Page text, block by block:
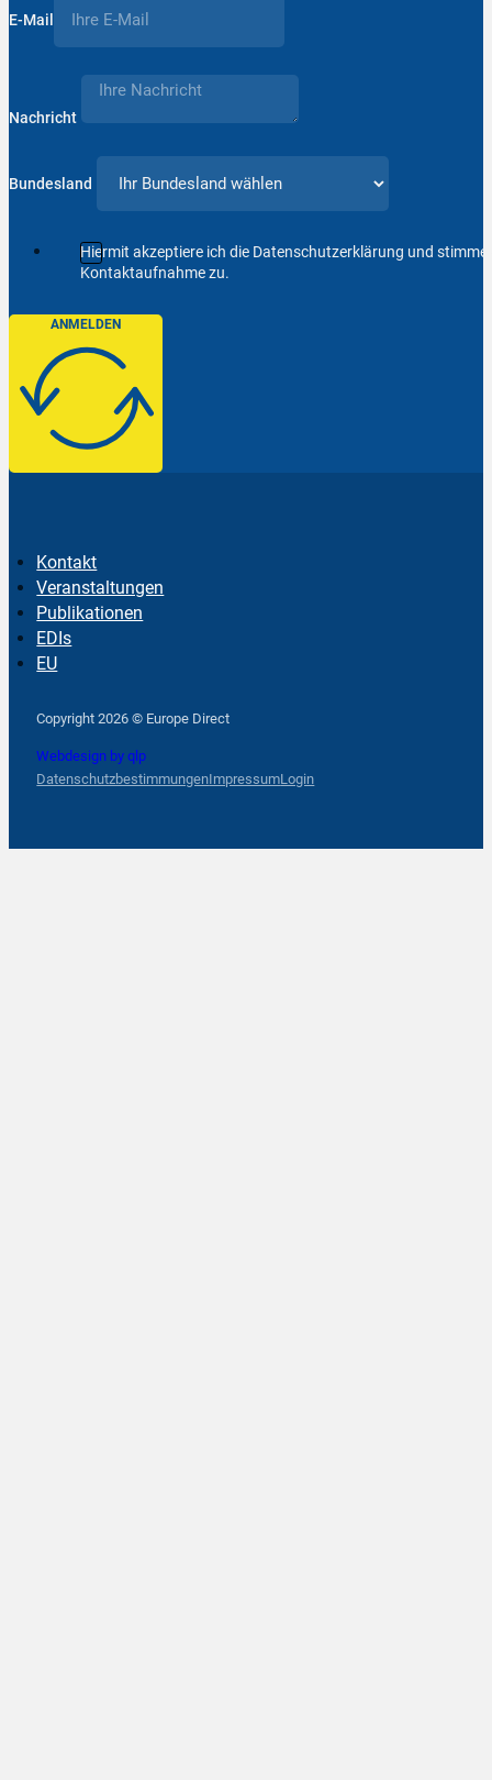
E-Mail
Nachricht
Bundesland
Hiermit akzeptiere ich die Datenschutzerklärung und
Kontaktaufnahme zu.
ANMELDEN
Kontakt
Veranstaltungen
Publikationen
EDIs
EU
Copyright 2026 © Europe Direct
Webdesign by qlp
DatenschutzbestimmungenImpressumLogin